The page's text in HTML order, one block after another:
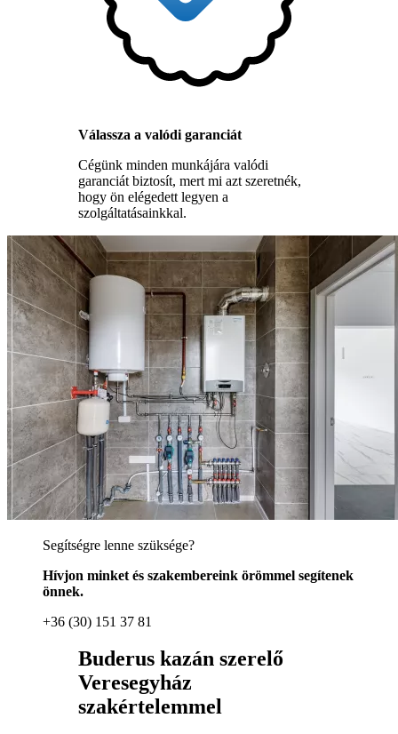
Válassza a valódi garanciát
Cégünk minden munkájára valódi
garanciát biztosít, mert mi azt szeretnék,
hogy ön elégedett legyen a
szolgáltatásainkkal.
Segítségre lenne szüksége?
Hívjon minket és szakembereink örömmel segítenek
önnek.
+36 (30) 151 37 81
Buderus kazán szerelő
Veresegyház
szakértelemmel